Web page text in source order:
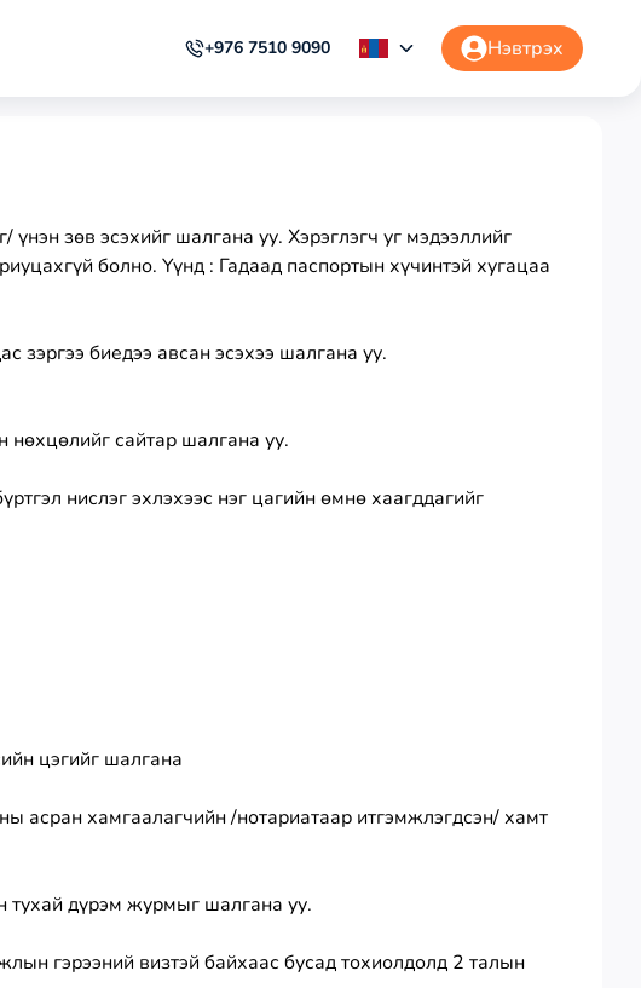
+976 7510 9090 Нэвтрэх
зөв эсэхийг шалгана уу. Хэрэглэгч уг мэдээллийг
болно. Үүнд : Гадаад паспортын хүчинтэй хугацаа
зэргээ биедээ авсан эсэхээ шалгана уу.
нөхцөлийг сайтар шалгана уу.
нислэг эхлэхээс нэг цагийн өмнө хаагддагийг
цэгийг шалгана
асран хамгаалагчийн /нотариатаар итгэмжлэгдсэн/ хамт
тухай дүрэм журмыг шалгана уу.
гэрээний визтэй байхаас бусад тохиолдолд 2 талын